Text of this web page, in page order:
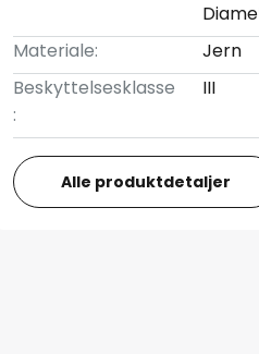
Materiale:
Jern
Beskyttelsesklasse
:
III
Alle produktdetaljer